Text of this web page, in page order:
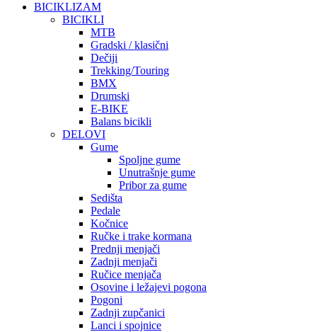
BICIKLIZAM
BICIKLI
MTB
Gradski / klasični
Dečiji
Trekking/Touring
BMX
Drumski
E-BIKE
Balans bicikli
DELOVI
Gume
Spoljne gume
Unutrašnje gume
Pribor za gume
Sedišta
Pedale
Kočnice
Ručke i trake kormana
Prednji menjači
Zadnji menjači
Ručice menjača
Osovine i ležajevi pogona
Pogoni
Zadnji zupčanici
Lanci i spojnice